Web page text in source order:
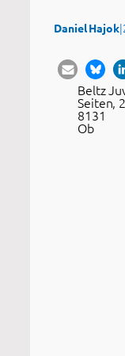
Daniel Hajok|
Beltz
Seiten,
8131
Ob